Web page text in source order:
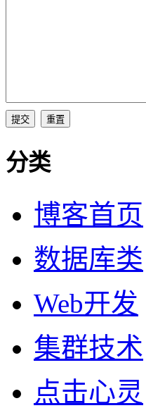
分类
博客首页
数据库类
Web开发
集群技术
点击心灵